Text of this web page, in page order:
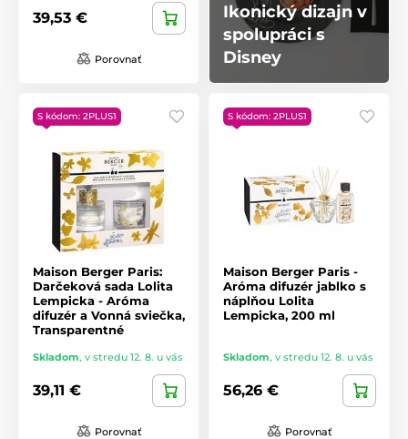
39,53 €
Porovnať
Ikonický dizajn v
spolupráci s
Disney
S kódom: 2PLUS1
Maison Berger Paris:
Darčeková sada Lolita
Lempicka - Aróma
difuzér a Vonná sviečka,
Transparentné
Skladom, v stredu 12. 8. u vás
39,11 €
Porovnať
S kódom: 2PLUS1
Maison Berger Paris -
Aróma difuzér jablko s
náplňou Lolita
Lempicka, 200 ml
Skladom, v stredu 12. 8. u vás
56,26 €
Porovnať